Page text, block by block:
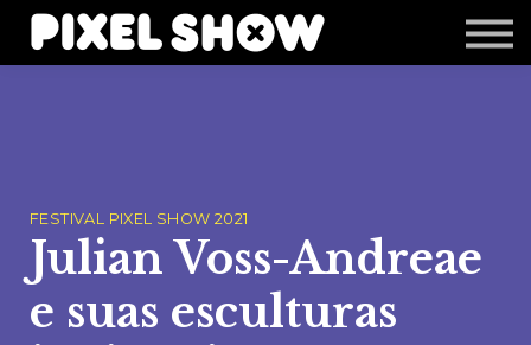
Shop
Revista Zupi
FESTIVAL PIXEL SHOW 2021
Julian Voss-Andreae
e suas esculturas